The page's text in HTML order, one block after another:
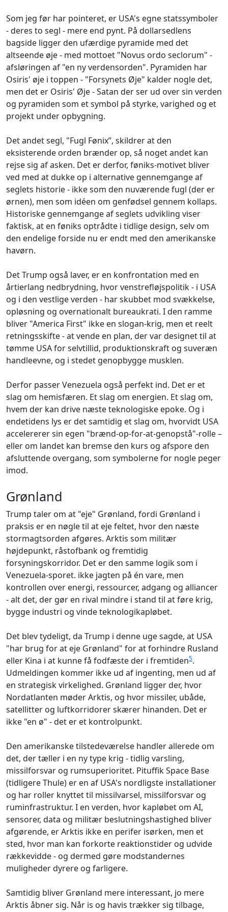
Som jeg før har pointeret, er USA's egne statssymboler
- deres to segl - mere end pynt. På dollarsedlens
bagside ligger den ufærdige pyramide med det
altseende øje - med mottoet "Novus ordo seclorum" -
afsløringen af "en ny verdensorden". Pyramiden har
Osiris' øje i toppen - "Forsynets Øje" kalder nogle det,
men det er Osiris' Øje - Satan der ser ud over sin verden
og pyramiden som et symbol på styrke, varighed og et
projekt under opbygning.
Det andet segl, "Fugl Fønix”, skildrer at den
eksisterende orden brænder op, så noget andet kan
rejse sig af asken. Det er derfor, føniks-motivet bliver
ved med at dukke op i alternative gennemgange af
seglets historie - ikke som den nuværende fugl (der er
ørnen), men som idéen om genfødsel gennem kollaps.
Historiske gennemgange af seglets udvikling viser
faktisk, at en føniks optrådte i tidlige design, selv om
den endelige forside nu er endt med den amerikanske
havørn.
Det Trump også laver, er en konfrontation med en
årtierlang nedbrydning, hvor venstrefløjspolitik - i USA
og i den vestlige verden - har skubbet mod svækkelse,
opløsning og overnationalt bureaukrati. I den ramme
bliver "America First" ikke en slogan-krig, men et reelt
retningsskifte - at vende en plan, der var designet til at
tømme USA for selvtillid, produktionskraft og suveræn
handleevne, og i stedet genopbygge musklen.
Derfor passer Venezuela også perfekt ind. Det er et
slag om hemisfæren. Et slag om energien. Et slag om,
hvem der kan drive næste teknologiske epoke. Og i
endetidens lys er det samtidig et slag om, hvorvidt USA
accelererer sin egen "brænd-op-for-at-genopstå"-rolle –
eller om landet kan bremse den kurs og afspore den
afsluttende overgang, som symbolerne for nogle peger
imod.
Grønland
Trump taler om at "eje" Grønland, fordi Grønland i
praksis er en nøgle til at eje feltet, hvor den næste
stormagtsorden afgøres. Arktis som militær
højdepunkt, råstofbank og fremtidig
forsyningskorridor. Det er den samme logik som i
Venezuela-sporet. ikke jagten på én vare, men
kontrollen over energi, ressourcer, adgang og alliancer
- alt det, der gør en rival mindre i stand til at føre krig,
bygge industri og vinde teknologikapløbet.
Det blev tydeligt, da Trump i denne uge sagde, at USA
"har brug for at eje Grønland" for at forhindre Rusland
eller Kina i at kunne få fodfæste der i fremtiden5.
Udmeldingen kommer ikke ud af ingenting, men ud af
en strategisk virkelighed. Grønland ligger der, hvor
Nordatlanten møder Arktis, og hvor missiler, ubåde,
satellitter og luftkorridorer skærer hinanden. Det er
ikke "en ø" - det er et kontrolpunkt.
Den amerikanske tilstedeværelse handler allerede om
det, der tæller i en ny type krig - tidlig varsling,
missilforsvar og rumsuperioritet. Pituffik Space Base
(tidligere Thule) er en af USA's nordligste installationer
og har roller knyttet til missilvarsel, missilforsvar og
ruminfrastruktur. I en verden, hvor kapløbet om AI,
sensorer, data og militær beslutningshastighed bliver
afgørende, er Arktis ikke en perifer isørken, men et
sted, hvor man kan forkorte reaktionstider og udvide
rækkevidde - og dermed gøre modstandernes
muligheder dyrere og farligere.
Samtidig bliver Grønland mere interessant, jo mere
Arktis åbner sig. Når is og havis trækker sig tilbage,